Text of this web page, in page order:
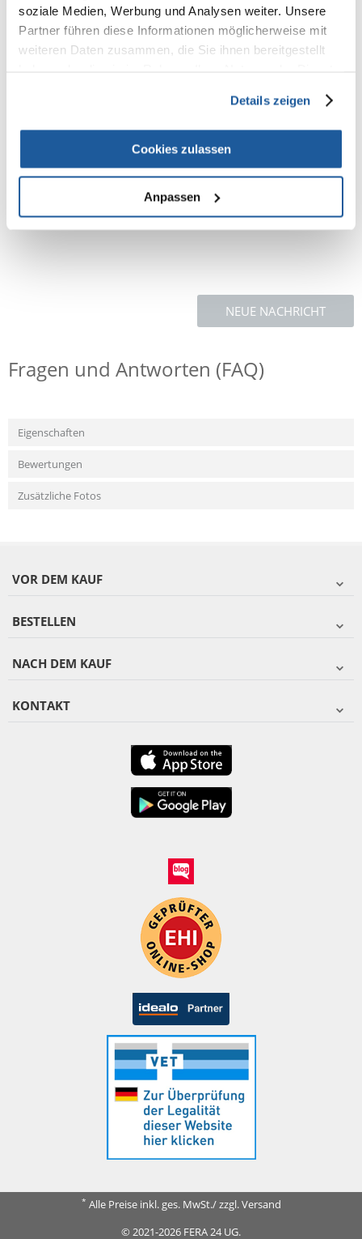
soziale Medien, Werbung und Analysen weiter. Unsere
Partner führen diese Informationen möglicherweise mit
weiteren Daten zusammen, die Sie ihnen bereitgestellt
Details zeigen
Cookies zulassen
Anpassen
Soft Clicker
mit Clicker-Taste
gewährleistet konstant gleichbleibendes Geräusch
immer griffbereit durch die Befestigung am Handgelenk mithilfe der
durch Schnellverschluss von Handbefestigung abnehmbar
Farbe: diverse
NEUE NACHRICHT
Fragen und Antworten (FAQ)
Eigenschaften
Bewertungen
Zusätzliche Fotos
VOR DEM KAUF
BESTELLEN
NACH DEM KAUF
KONTAKT
* Alle Preise inkl. ges. MwSt./ zzgl. Versand
© 2021-2026 FERA 24 UG.